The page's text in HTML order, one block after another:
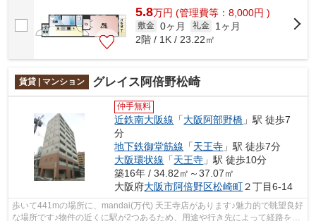
5.8万円 (管理費等：8,000円 )
敷金 0ヶ月 礼金
1ヶ月
2階 / 1K / 23.22㎡
賃貸 | マンション グレイス阿倍野松崎
仲手無料
近鉄南大阪線 「大阪阿部野橋 」駅 徒歩7
分
地下鉄御堂筋線 「天王寺 」駅 徒歩7分
大阪環状線 「天王寺 」駅 徒歩10分
築16年 / 34.82㎡～37.07㎡
大阪府大阪市阿倍野区松崎町２丁目6-14
歩いて441mの場所に、mandai(万代) 天王寺店があります♪魅力的で眺望良好
な場所です♪物件の近くに駅が2つあるため、用途や行き先によって経路を選